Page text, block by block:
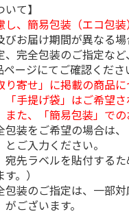
て】
、簡易包装（エコ包装
お届け期間が異なる場
、完全包装のご指定な
ージにてご確認くださ
寄せ」に掲載の商品
「手提げ袋」はご希望
た、「簡易包装」での
装をご希望の場合は、
ご入力ください。
宛先ラベルを貼付する
。）
装のご指定は、一部
がございます。